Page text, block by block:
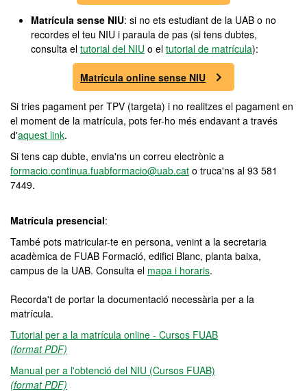
Matrícula sense NIU: si no ets estudiant de la UAB o no
recordes el teu NIU i paraula de pas (si tens dubtes,
consulta el tutorial del NIU o el tutorial de matrícula):
Matrícula online sense NIU
Si tries pagament per TPV (targeta) i no realitzes el pagament en
el moment de la matrícula, pots fer-ho més endavant a través
d'aquest link.
Si tens cap dubte, envia'ns un correu electrònic a
formacio.continua.fuabformacio@uab.cat o truca'ns al 93 581
7449.
Matrícula presencial:
També pots matricular-te en persona, venint a la secretaria
acadèmica de FUAB Formació, edifici Blanc, planta baixa,
campus de la UAB. Consulta el mapa i horaris.
Recorda't de portar la documentació necessària per a la
matrícula.
Tutorial per a la matrícula online - Cursos FUAB
(format PDF)
Manual per a l'obtenció del NIU (Cursos FUAB)
(format PDF)